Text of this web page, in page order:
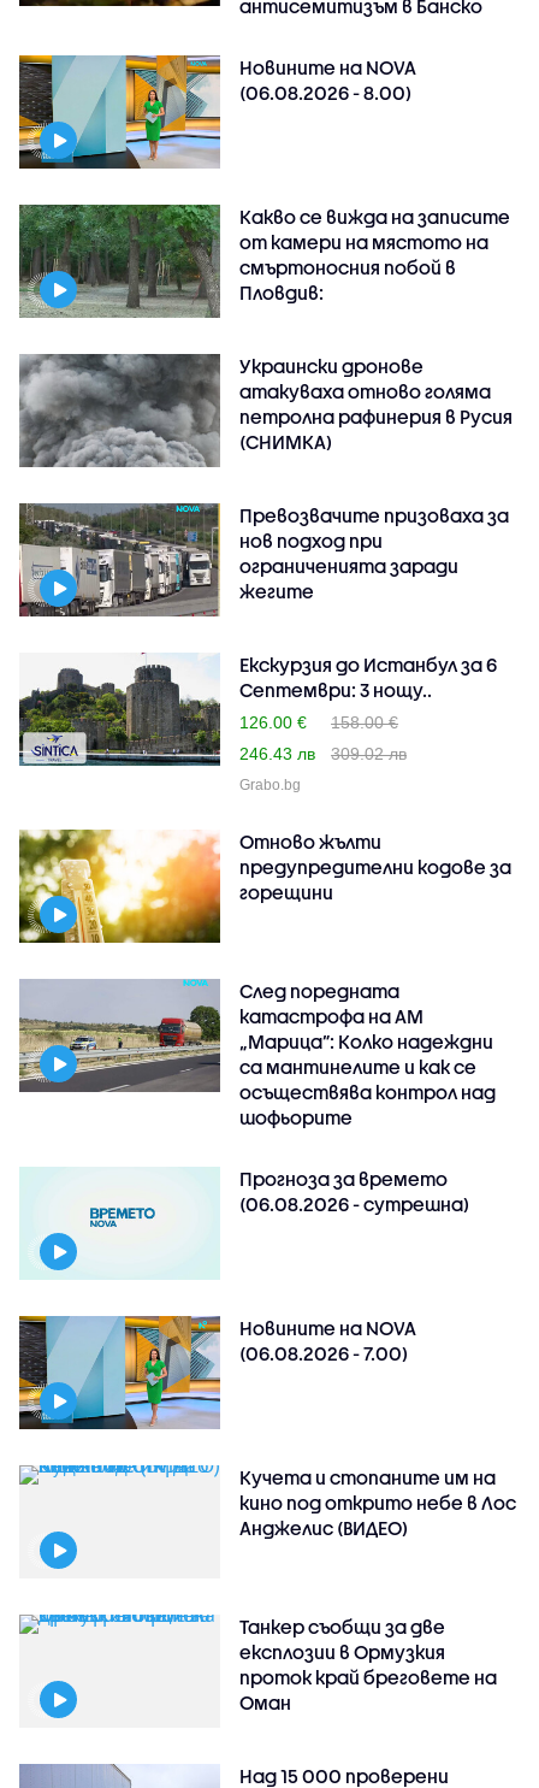
антисемитизъм в Банско
Новините на NOVA
(06.08.2026 - 8.00)
Какво се вижда на записите
от камери на мястото на
смъртоносния побой в
Пловдив:
Украински дронове
атакуваха отново голяма
петролна рафинерия в Русия
(СНИМКА)
Превозвачите призоваха за
нов подход при
ограниченията заради
жегите
Екскурзия до Истанбул за 6
Септември: 3 нощу..
126.00 €
158.00 €
246.43 лв
309.02 лв
Grabo.bg
Отново жълти
предупредителни кодове за
горещини
След поредната
катастрофа на АМ
„Марица”: Колко надеждни
са мантинелите и как се
осъществява контрол над
шофьорите
Прогноза за времето
(06.08.2026 - сутрешна)
Новините на NOVA
(06.08.2026 - 7.00)
Кучета и стопаните им на
кино под открито небе в Лос
Анджелис (ВИДЕО)
Танкер съобщи за две
експлозии в Ормузкия
проток край бреговете на
Оман
Над 15 000 проверени